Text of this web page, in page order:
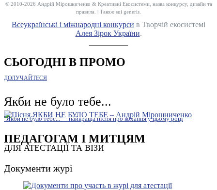
© 2010-2026 Андрій Мірошниченко & Креативні Екосистеми, назва конкурсу, дизайн та
правила. | Також sui generis.
Всеукраїнські і міжнародні конкурси в Творчій екосистемі
Алея Зірок України.
СЬОГОДНІ В ПРОМО
ДОЛУЧАЙТЕСЯ
Якби не було тебе...
"Якби не було тебе..." – найкраща пісня про кохання у цьому році
ПЕДАГОГАМ І МИТЦЯМ
ДЛЯ АТЕСТАЦІЇ ТА ВІЗИ
Документи журі